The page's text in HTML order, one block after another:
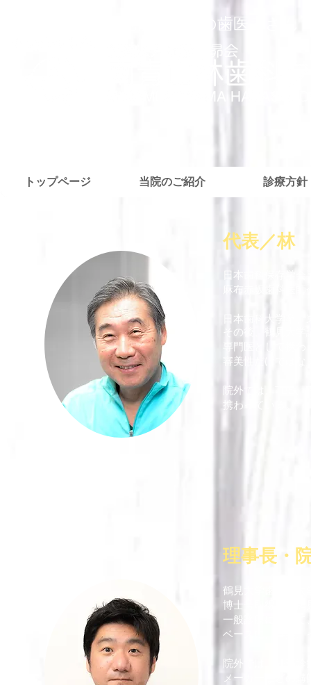
外苑前・青山の歯医者さん
トップページ 当院のご紹介 診療方針
代表／林
日本歯科保存学
麻布赤坂歯科医
日本歯科大学卒
その後、鶴見大
専門医として携
審美性だけでは
院外では、TBS
携わっている。
理事長・
鶴見大学歯学部大
博士号取得後、鶴
一般診療に加えて
ベースに、審美、
院外では、外部
メーカー